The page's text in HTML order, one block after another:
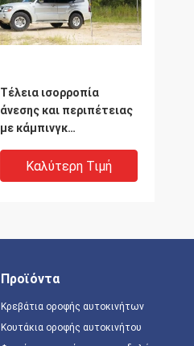
Τέλεια ισορροπία
άνεσης και περιπέτειας
με κάμπινγκ
Καλύτερη Τιμή
Προϊόντα
Κρεβάτια οροφής αυτοκινήτων
Κουτάκια οροφής αυτοκινήτου